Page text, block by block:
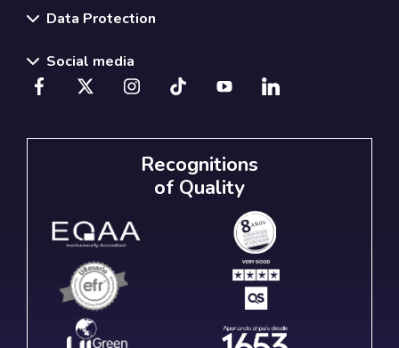
Data Protection
Social media
Recognitions
of Quality